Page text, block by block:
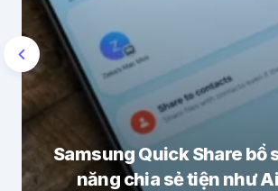
Samsung Quick Share bổ
năng chia sẻ tiện như